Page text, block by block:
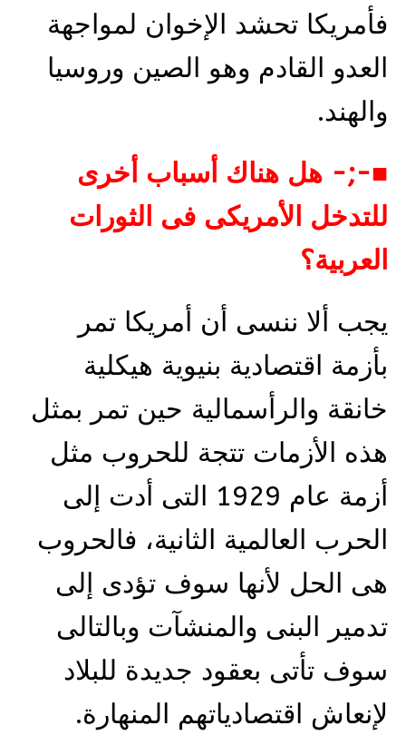
فأمريكا تحشد الإخوان لمواجهة
العدو القادم وهو الصين وروسيا
والهند.
■-;- هل هناك أسباب أخرى
للتدخل الأمريكى فى الثورات
العربية؟
يجب ألا ننسى أن أمريكا تمر
بأزمة اقتصادية بنيوية هيكلية
خانقة والرأسمالية حين تمر بمثل
هذه الأزمات تتجة للحروب مثل
أزمة عام 1929 التى أدت إلى
الحرب العالمية الثانية، فالحروب
هى الحل لأنها سوف تؤدى إلى
تدمير البنى والمنشآت وبالتالى
سوف تأتى بعقود جديدة للبلاد
لإنعاش اقتصادياتهم المنهارة.